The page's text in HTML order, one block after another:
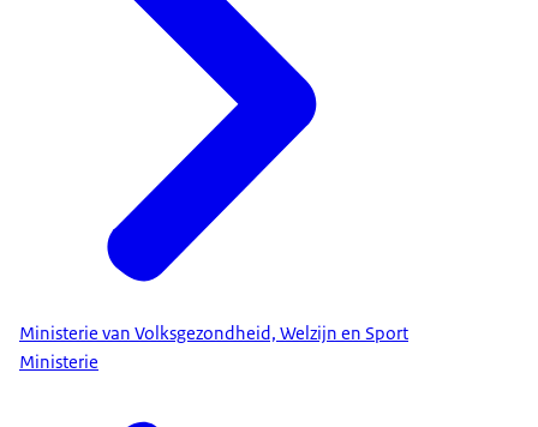
Ministerie van Volksgezondheid, Welzijn en Sport
Ministerie